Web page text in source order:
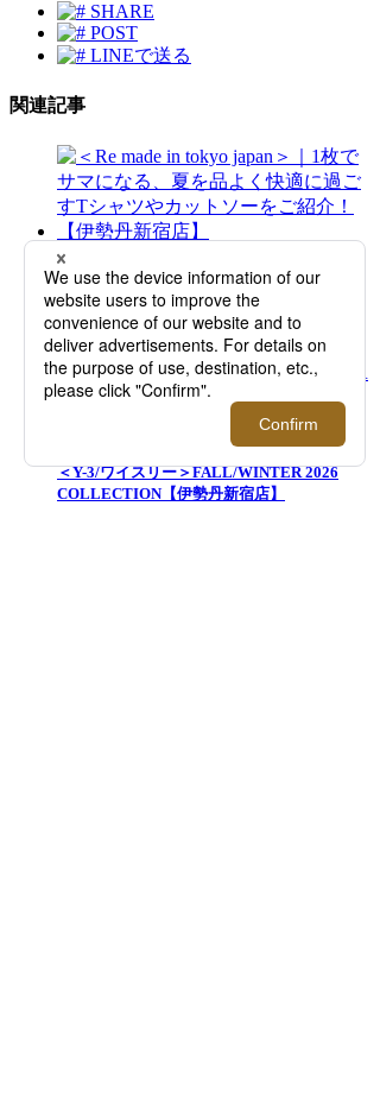
SHARE
POST
LINEで送る
関連記事
＜Re made in tokyo japan＞｜1枚でサマにな
る、夏を品よく快適に過ごすTシャツやカッ
トソーをご紹介！【伊勢丹新宿店】
＜Y-3/ワイスリー＞FALL/WINTER 2026
COLLECTION【伊勢丹新宿店】